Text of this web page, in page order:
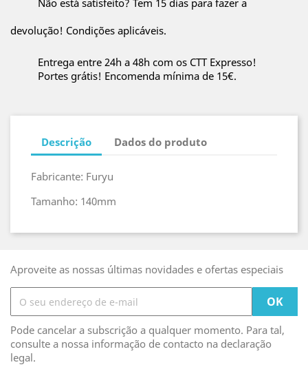
Não está satisfeito? Tem 15 dias para fazer a
devolução! Condições aplicáveis.
Entrega entre 24h a 48h com os CTT Expresso!
Portes grátis! Encomenda mínima de 15€.
Descrição Dados do produto
Fabricante: Furyu
Tamanho: 140mm
Aproveite as nossas últimas novidades e ofertas especiais
Pode cancelar a subscrição a qualquer momento. Para tal,
consulte a nossa informação de contacto na declaração
legal.